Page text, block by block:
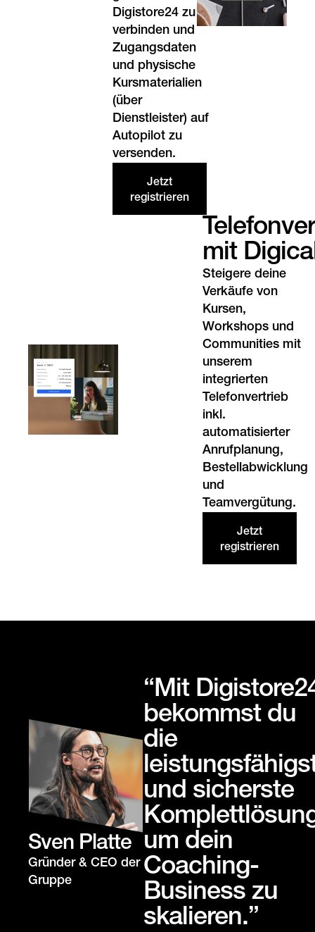
Digistore24 zu
verbinden und
Zugangsdaten
und physische
Kursmaterialien
(über
Dienstleister) auf
Autopilot zu
versenden.
Jetzt
registrieren
mit
Steigere deine
Verkäufe von
Kursen,
Workshops und
Communities mit
unserem
integrierten
Telefonvertrieb
inkl.
automatisierter
Anrufplanung,
Bestellabwicklung
und
Teamvergütung.
Jetzt
registrieren
Sven Platte
Gründer & CEO der
Gruppe
“Mit
bekommst du
die
und sicherste
um dein
Coaching-
Business zu
skalieren.”